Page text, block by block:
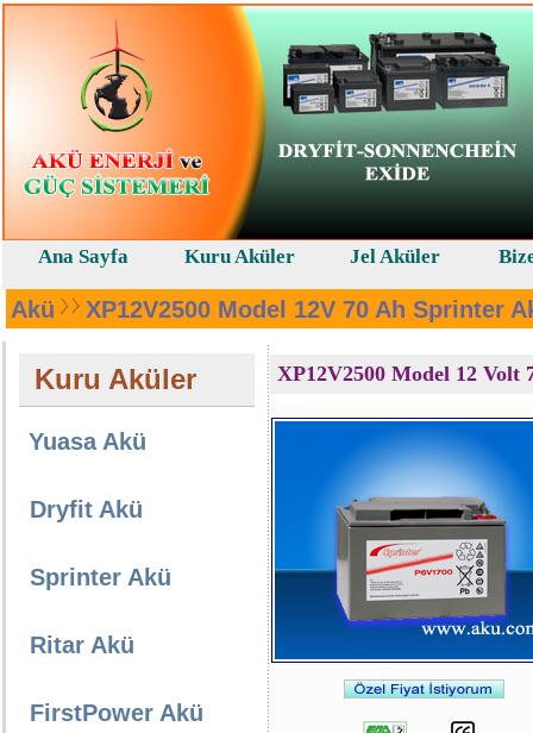
Akü XP12V2500 Model 12V 70 Ah Sprinter
Kuru Aküler
Yuasa Akü
Dryfit Akü
Sprinter Akü
Ritar Akü
FirstPower Akü
XP12V2500 Model 12
Ana Sayfa Kuru Aküler Jel Aküler